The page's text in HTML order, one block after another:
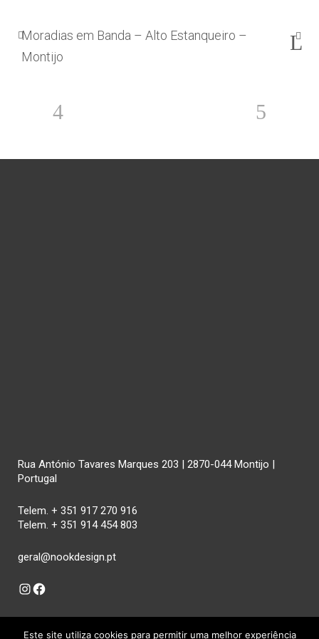
Moradias em Banda – Alto Estanqueiro –
Montijo
Rua António Tavares Marques 203 | 2870-044 Montijo |
Portugal
Telem. + 351 917 270 916
Telem. + 351 914 454 803
geral@nookdesign.pt
Instagram
Facebook
Este site utiliza cookies para permitir uma melhor experiência